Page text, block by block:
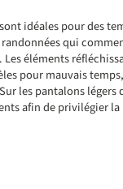
idéales pour des
qui
éléments
pour mauvais
les pantalons légers
afin de privilégier